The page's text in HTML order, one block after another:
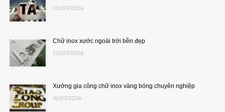
20/07/2026
Chữ inox xước ngoài trời bền đẹp
20/07/2026
Xưởng gia công chữ inox vàng bóng chuyên nghiệp
16/07/2026